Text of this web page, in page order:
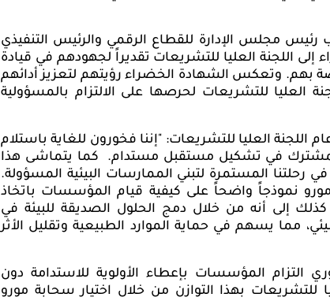
مجلس الإدارة للقطاع الرقمي والرئيس التنفيذي
اللجنة العليا للتشريعات تقديراً لجهودهم في قيادة
بهم. وتعكس الشهادة الخضراء رؤيتهم لتعزيز أدائهم
العليا للتشريعات لحرصها على الالتزام بالمسؤولية
اللجنة العليا للتشريعات: "إننا فخورون للغاية باستلام
المشترك في تشكيل مستقبل مستدام.
كما يتماشى هذا
رحلتنا المستمرة لتبني الممارسات البيئية المسؤولة.
نموذجاً واضحاً على كيفية قيام المؤسسات باتخاذ
إلى أنه من خلال دمج الحلول الصديقة للبيئة في
مما يسهم في حماية الموارد الطبيعية وتقليل الأثر
المؤسسات بإعطاء الأولوية للاستدامة دون
للتشريعات بهذا التوازن من خلال اختيار سحابة مورو